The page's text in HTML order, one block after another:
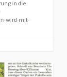
in die
wird-mit-